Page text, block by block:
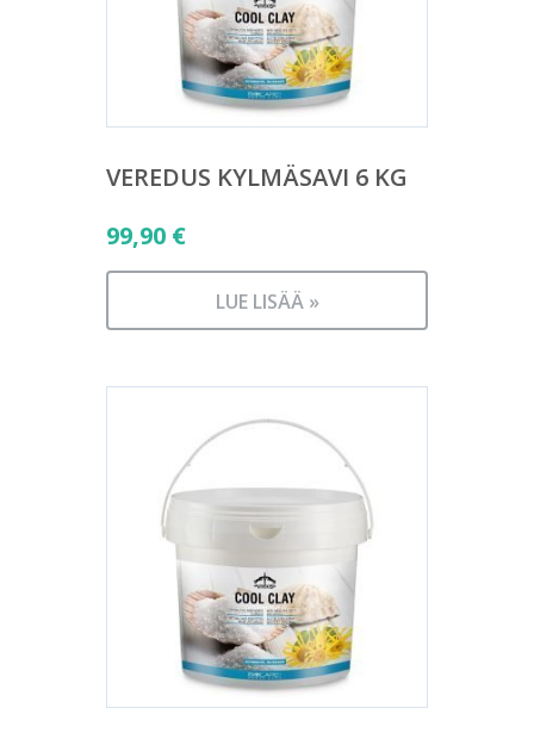
VEREDUS KYLMÄSAVI 6 KG
99,90 €
LUE LISÄÄ »